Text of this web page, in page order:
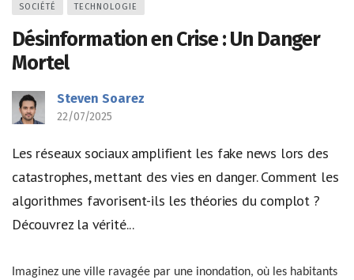
SOCIÉTÉ TECHNOLOGIE
Désinformation en Crise : Un Danger
Mortel
Steven Soarez
22/07/2025
Les réseaux sociaux amplifient les fake news lors des
catastrophes, mettant des vies en danger. Comment les
algorithmes favorisent-ils les théories du complot ?
Découvrez la vérité...
Imaginez une ville ravagée par une inondation, où les habitants